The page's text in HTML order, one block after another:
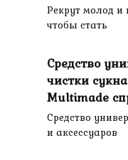
Рекрут молод и
чтобы стать
Средство
чистки
Multimade
Средство
и аксессуаров